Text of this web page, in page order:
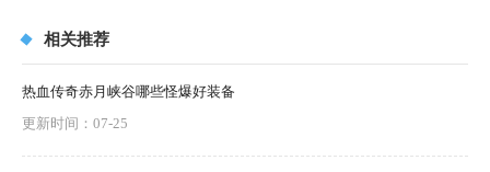
相关推荐
热血传奇赤月峡谷哪些怪爆好装备
更新时间：07-25